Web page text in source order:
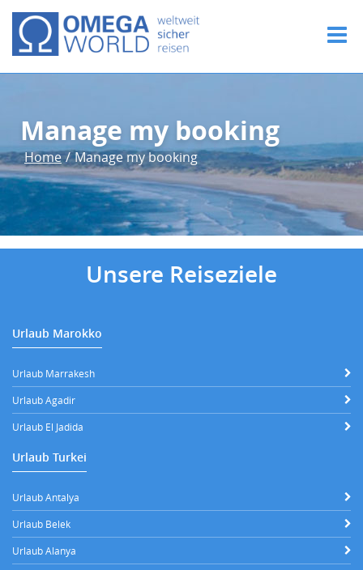
Manage my booking
Home / Manage my booking
Unsere Reiseziele
Urlaub Marokko
Urlaub Marrakesh
Urlaub Agadir
Urlaub El Jadida
Urlaub Turkei
Urlaub Antalya
Urlaub Belek
Urlaub Alanya